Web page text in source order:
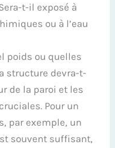
t-il exposé à
ou à l’eau
poids ou quelles
structure devra-t-
de la paroi et les
Pour un
par exemple, un
souvent suffisant,